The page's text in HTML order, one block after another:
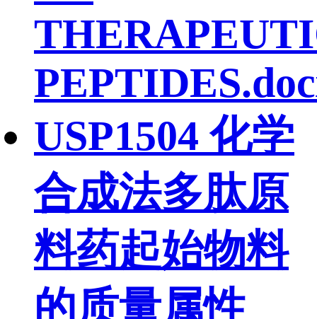
USP1504 化学
合成法多肽原
料药起始物料
的质量属性